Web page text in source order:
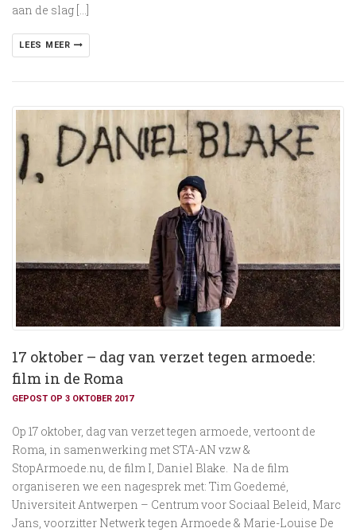
aan de slag […]
LEES MEER
17 oktober – dag van verzet tegen armoede:
film in de Roma
GEPOST OP 3 OKTOBER 2017
Op 17 oktober, dag van verzet tegen armoede, vertoont de
Roma, in samenwerking met STA-AN vzw &
StopArmoede.nu, de film I, Daniel Blake. Na de film
organiseren we een nagesprek met: Tim Goedemé,
Universiteit Antwerpen – Centrum voor Sociaal Beleid, Marc
Jans, voorzitter Netwerk tegen Armoede & Marie-Louise De